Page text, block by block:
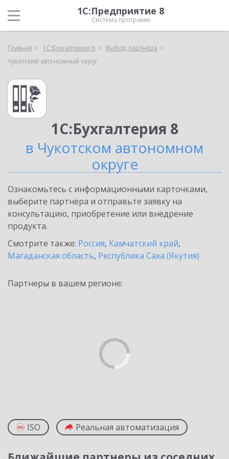
1С:Предприятие 8
Система программ
Главная 1С:Бухгалтерия 8
Выбор партнёра
Чукотский автономный округ
1С:Бухгалтерия 8
в Чукотском автономном
округе
Ознакомьтесь с информационными карточками,
выберите партнёра и отправьте заявку на
консультацию, приобретение или внедрение
продукта.
Смотрите также: Россия, Камчатский край,
Магаданская область, Республика Саха (Якутия)
Партнеры в вашем регионе:
ISO Реальная автоматизация